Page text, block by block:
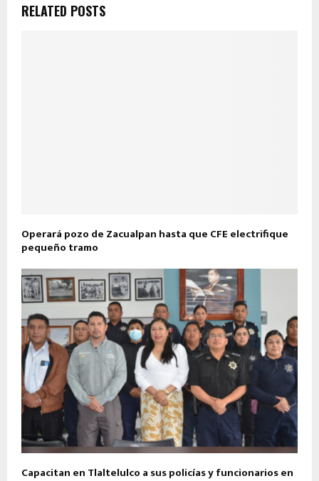
RELATED POSTS
Operará pozo de Zacualpan hasta que CFE electrifique
pequeño tramo
Capacitan en Tlaltelulco a sus policías y funcionarios en